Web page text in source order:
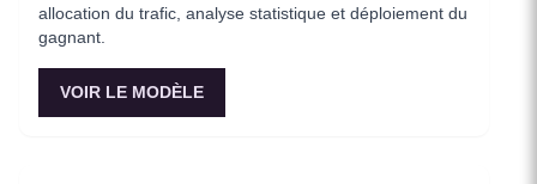
allocation du trafic, analyse statistique et déploiement du
gagnant.
VOIR LE MODÈLE